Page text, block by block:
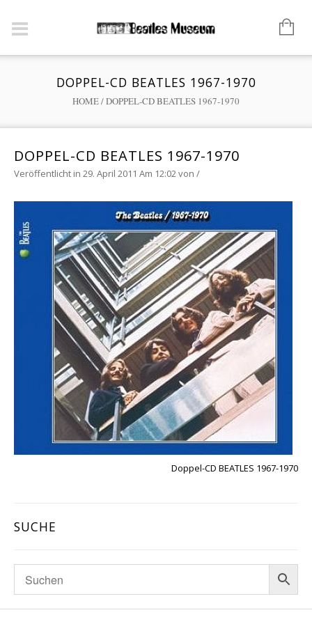
DOPPEL-CD BEATLES 1967-1970
HOME/DOPPEL-CD BEATLES 1967-1970
DOPPEL-CD BEATLES 1967-1970
Veröffentlicht in 29. April 2011 Am 12:02von /
Doppel-CD BEATLES 1967-1970
SUCHE